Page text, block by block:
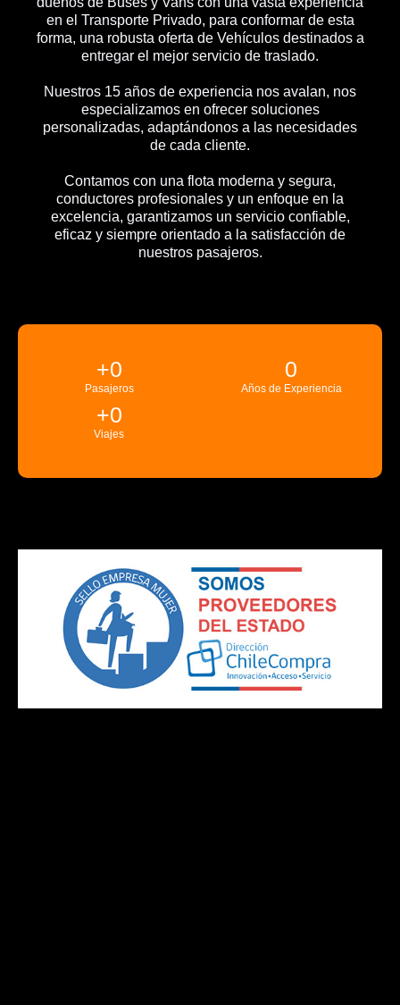
en el Transporte Privado, para conformar de esta
forma, una robusta oferta de Vehículos destinados a
entregar el mejor servicio de traslado.
Nuestros 15 años de experiencia nos avalan, nos
especializamos en ofrecer soluciones
personalizadas, adaptándonos a las necesidades
de cada cliente.
Contamos con una flota moderna y segura,
conductores profesionales y un enfoque en la
excelencia, garantizamos un servicio confiable,
eficaz y siempre orientado a la satisfacción de
nuestros pasajeros.
Pasajeros
+0
Años de Experiencia
0
Viajes
+0